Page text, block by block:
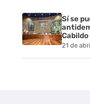
r
t
Sí se
Cabildo
21 de